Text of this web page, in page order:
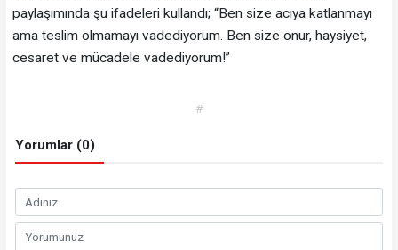
paylaşımında şu ifadeleri kullandı; “Ben size acıya katlanmayı
ama teslim olmamayı vadediyorum. Ben size onur, haysiyet,
cesaret ve mücadele vadediyorum!”
#
Yorumlar (0)